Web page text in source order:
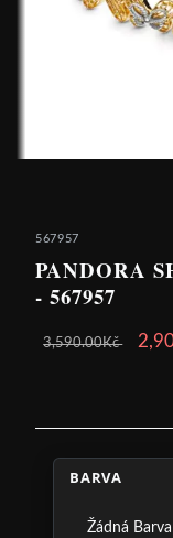
567957
PANDORA
- 567957
3,590.00Kč
BARVA
Žádná Barva